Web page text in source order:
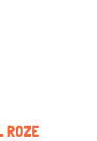
ROZE